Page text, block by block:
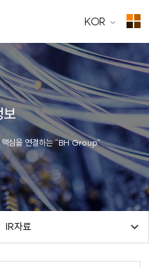
KOR
보
심을 연결하는 “BH Group”
IR자료